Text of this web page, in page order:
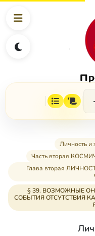
Личность и
Часть вторая
Глава вторая
§ 39. ВОЗМОЖНЫЕ
СОБЫТИЯ ОТСУТСТВИЯ